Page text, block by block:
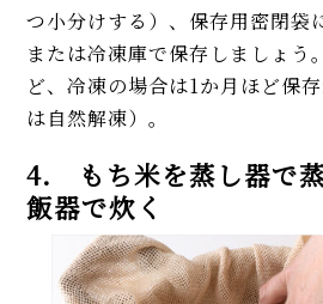
つ小分けする）、保存用密閉袋
または冷凍庫で保存しましょう
ど、冷凍の場合は1か月ほど保
は自然解凍）。
4. もち米を蒸し器で
飯器で炊く